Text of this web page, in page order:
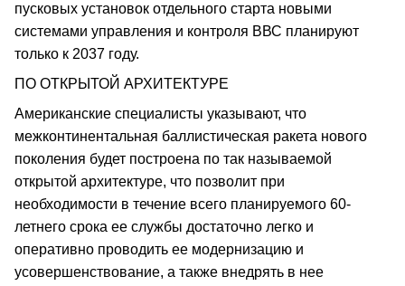
пусковых установок отдельного старта новыми
системами управления и контроля ВВС планируют
только к 2037 году.
ПО ОТКРЫТОЙ АРХИТЕКТУРЕ
Американские специалисты указывают, что
межконтинентальная баллистическая ракета нового
поколения будет построена по так называемой
открытой архитектуре, что позволит при
необходимости в течение всего планируемого 60-
летнего срока ее службы достаточно легко и
оперативно проводить ее модернизацию и
усовершенствование, а также внедрять в нее